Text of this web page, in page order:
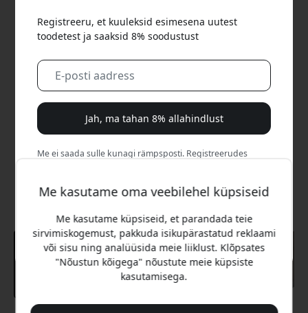
Me kasutame oma veebilehel küpsiseid
Me kasutame küpsiseid, et parandada teie
sirvimiskogemust, pakkuda isikupärastatud reklaami
või sisu ning analüüsida meie liiklust. Klõpsates
"Nõustun kõigega" nõustute meie küpsiste
kasutamisega.
Registreeru, et kuuleksid esimesena uutest
toodetest ja saaksid 8% soodustust
Jah, ma tahan 8% allahindlust
Me ei saada sulle kunagi rämpsposti. Registreerudes
Ei, ma eelistaksin täishinda maksta.
Kasuta seda koodi kassas, et saada 8%
allahindlust.